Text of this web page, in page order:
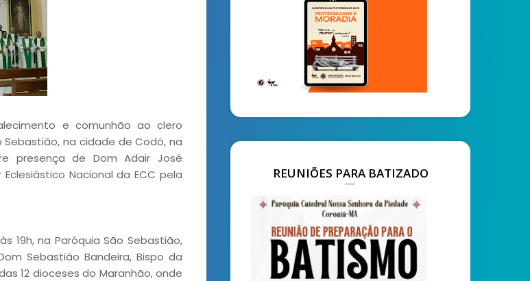
e comunhão ao clero
Sebastião, na cidade de Codó, na
presença de Dom Adair José
Nacional da ECC pela
19h, na Paróquia São Sebastião,
Sebastião Bandeira, Bispo da
12 dioceses do Maranhão, onde
REUNIÕES PARA BATIZADO